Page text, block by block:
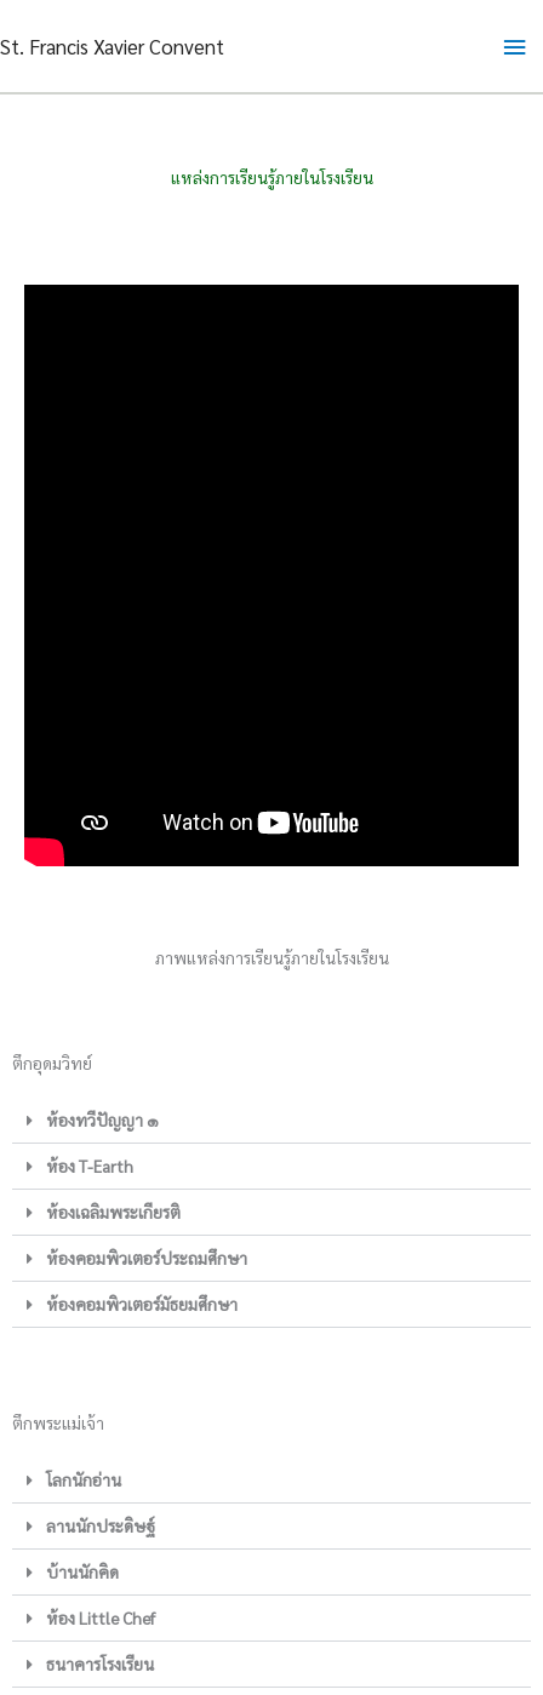
to
St. Francis Xavier Convent
แหล่งการเรียนรู้ภายในโรงเรียน
ภาพแหล่งการเรียนรู้ภายในโรงเรียน
ตึกอุดมวิทย์
ห้องทวีปัญญา ๑
ห้อง T-Earth
ห้องเฉลิมพระเกียรติ
ห้องคอมพิวเตอร์ประถมศึกษา
ห้องคอมพิวเตอร์มัธยมศึกษา
ตึกพระแม่เจ้า
โลกนักอ่าน
ลานนักประดิษฐ์
บ้านนักคิด
ห้อง Little Chef
ธนาคารโรงเรียน